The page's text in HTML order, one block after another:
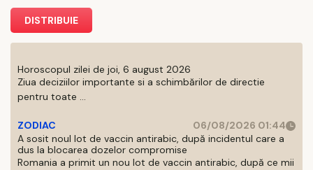
DISTRIBUIE
Horoscopul zilei de joi, 6 august 2026
Ziua deciziilor importante si a schimbărilor de directie
pentru toate ...
ZODIAC
06/08/2026 01:44
A sosit noul lot de vaccin antirabic, după incidentul care a
dus la blocarea dozelor compromise
Romania a primit un nou lot de vaccin antirabic, după ce mii